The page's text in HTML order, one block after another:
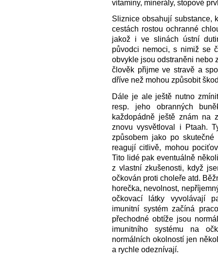
vitaminy, minerály, stopové
Sliznice obsahují substance,
cestách rostou ochranné
jakož i ve slinách ústní
původci nemoci, s nimiž se
obvykle jsou odstraněni nebo
člověk přijme ve stravě a
dříve než mohou způsobit
Dále je ale ještě nutno
resp. jeho obranných
každopádně ještě znám na
znovu vysvětloval i Ptaah.
způsobem jako po
reagují citlivě, mohou
Tito lidé pak eventuálně
z vlastní zkušenosti, když
očkován proti choleře atd.
horečka, nevolnost,
očkovací látky vyvolávají
imunitní systém začíná
přechodné obtíže jsou
imunitního systému na
normálních okolností jen
a rychle odeznívají.